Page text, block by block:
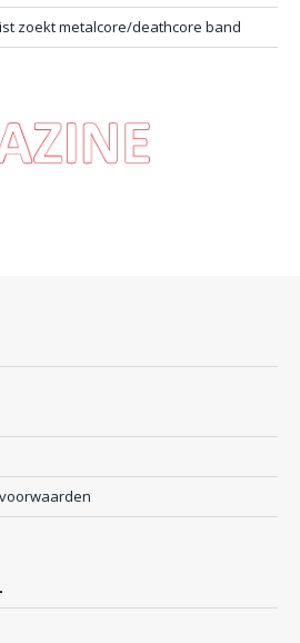
zoekt metalcore/deathcore band